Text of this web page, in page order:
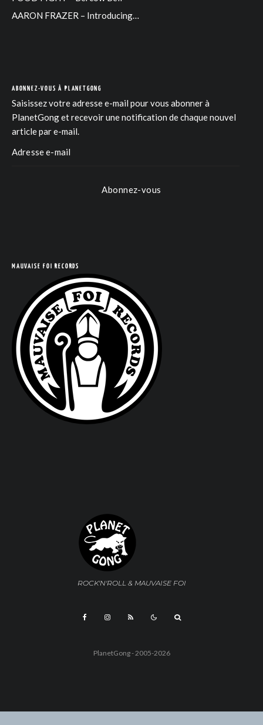
AARON FRAZER – Introducing…
ABONNEZ-VOUS À PLANETGONG
Saisissez votre adresse e-mail pour vous abonner à
PlanetGong et recevoir une notification de chaque nouvel
article par e-mail.
Abonnez-vous
MAUVAISE FOI RECORDS
ROCK'N'ROLL & MAUVAISE FOI
PlanetGong - 2005-2026